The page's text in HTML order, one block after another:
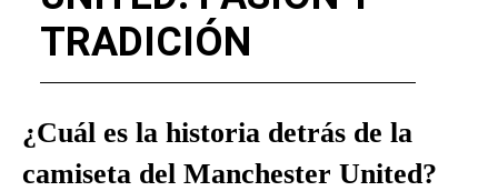
TRADICIÓN
¿Cuál es la historia detrás de la
camiseta del Manchester United?